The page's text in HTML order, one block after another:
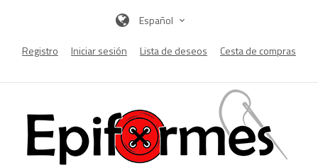
Español
Registro Iniciar sesión Lista de deseos Cesta de compras